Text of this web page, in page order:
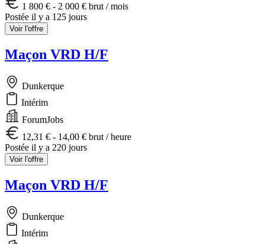
1 800 € - 2 000 € brut / mois
Postée il y a 125 jours
Voir l'offre
Maçon VRD H/F
Dunkerque
Intérim
ForumJobs
12,31 € - 14,00 € brut / heure
Postée il y a 220 jours
Voir l'offre
Maçon VRD H/F
Dunkerque
Intérim